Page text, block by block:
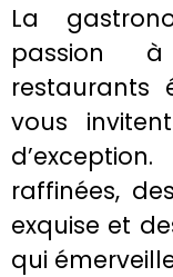
La
passion à
restaurants
vous
raffinées,
exquise et
qui